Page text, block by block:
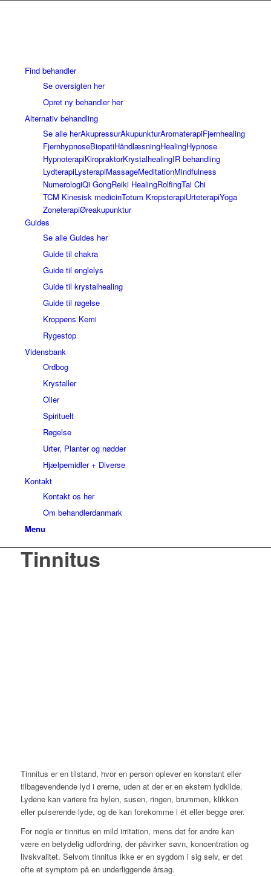
Find behandler
Se oversigten her
Opret ny behandler her
Alternativ behandling
Se alle herAkupressurAkupunkturAromaterapiFjernhealing
FjernhypnoseBiopatiHåndlæsningHealingHypnose
HypnoterapiKiropraktorKrystalhealingIR behandling
LydterapiLysterapiMassageMeditationMindfulness
NumerologiQi GongReiki HealingRolfingTai Chi
TCM Kinesisk medicinTotum KropsterapiUrteterapiYoga
ZoneterapiØreakupunktur
Guides
Se alle Guides her
Guide til chakra
Guide til englelys
Guide til krystalhealing
Guide til røgelse
Kroppens Kemi
Rygestop
Vidensbank
Ordbog
Krystaller
Olier
Spirituelt
Røgelse
Urter, Planter og nødder
Hjælpemidler + Diverse
Kontakt
Kontakt os her
Om behandlerdanmark
Menu
Tinnitus
Tinnitus er en tilstand, hvor en person oplever en konstant eller
tilbagevendende lyd i ørerne, uden at der er en ekstern lydkilde.
Lydene kan variere fra hylen, susen, ringen, brummen, klikken
eller pulserende lyde, og de kan forekomme i ét eller begge ører.
For nogle er tinnitus en mild irritation, mens det for andre kan
være en betydelig udfordring, der påvirker søvn, koncentration og
livskvalitet. Selvom tinnitus ikke er en sygdom i sig selv, er det
ofte et symptom på en underliggende årsag.